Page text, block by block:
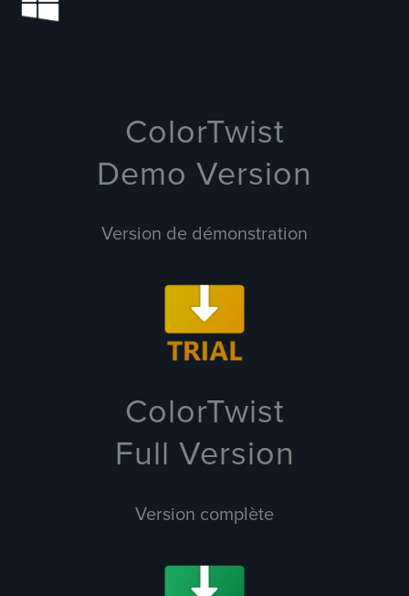
ColorTwist
Demo Version
Version de démonstration
ColorTwist
Full Version
Version complète